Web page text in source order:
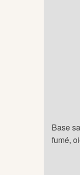
Base
fumé,